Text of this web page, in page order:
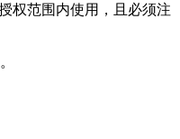
权范围内使用，且必须注